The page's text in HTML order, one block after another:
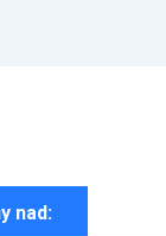
nad: